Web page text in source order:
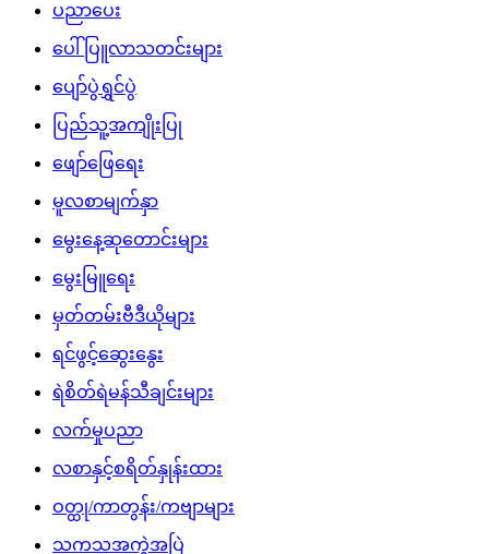
ပညာပေး
ပေါ်ပြူလာသတင်းများ
ပျော်ပွဲရွှင်ပွဲ
ပြည်သူ့အကျိုးပြု
ဖျော်ဖြေရေး
မူလစာမျက်နှာ
မွေးနေ့ဆုတောင်းများ
မွေးမြူရေး
မှတ်တမ်းဗီဒီယိုများ
ရင်ဖွင့်ဆွေးနွေး
ရဲစိတ်ရဲမန်သီချင်းများ
လက်မှုပညာ
လစာနှင့်စရိတ်နှုန်းထား
ဝတ္ထု/ကာတွန်း/ကဗျာများ
သကသအကွဲအပြဲ